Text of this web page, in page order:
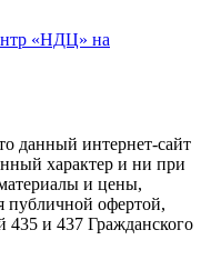
данный интернет-сайт
характер и ни при
и цены,
публичной офертой,
435 и 437 Гражданского